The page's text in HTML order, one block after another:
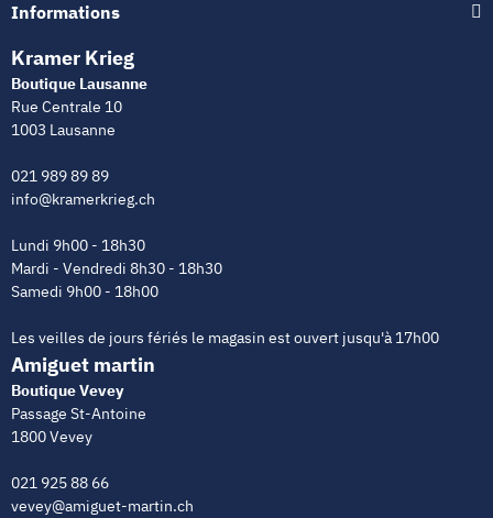
Informations
Kramer Krieg
Boutique Lausanne
Rue Centrale 10
1003 Lausanne
021 989 89 89
info@kramerkrieg.ch
Lundi 9h00 - 18h30
Mardi - Vendredi 8h30 - 18h30
Samedi 9h00 - 18h00
Les veilles de jours fériés le magasin est ouvert jusqu'à 17h00
Amiguet martin
Boutique Vevey
Passage St-Antoine
1800 Vevey
021 925 88 66
vevey@amiguet-martin.ch